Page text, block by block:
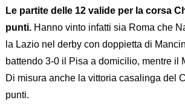
Le partite delle 12 valide per la corsa
punti. Hanno vinto infatti sia Roma che
la Lazio nel derby con doppietta di
battendo 3-0 il Pisa a domicilio, mentre il
Di misura anche la vittoria casalinga del
punti.